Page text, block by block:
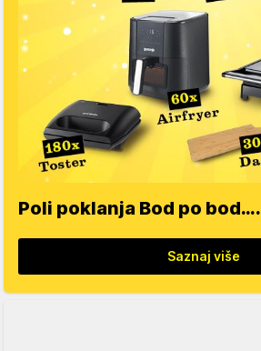
Poli poklanja Bod po bod….
Saznaj više